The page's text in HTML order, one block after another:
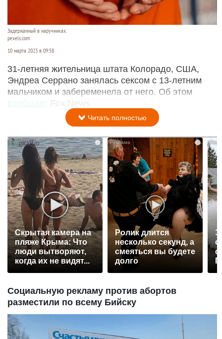
Задержанный в наручниках.
pexels.com
10 марта 2023 в 09:58
31-летняя жительница штата Колорадо, США,
Эндреа Серрано занялась сексом с 13-летним
мальчиком и забеременела от него. Об этом
сообщает
Fox News.
Читать полностью
i
Скрытая камера на
пляже Крыма: Что
люди вытворяют,
когда их не видят...
Ролик длится
несколько секунд, а
смеяться вы будете
долго
Социальную рекламу против абортов
разместили по всему Бийску